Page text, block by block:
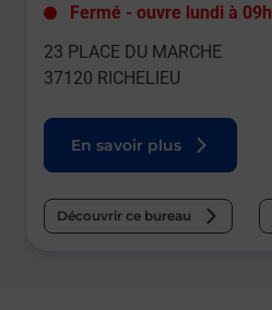
Fermé - ouvre lundi à
23 PLACE DU MARCHE
37120 RICHELIEU
En savoir plus
Découvrir ce bureau